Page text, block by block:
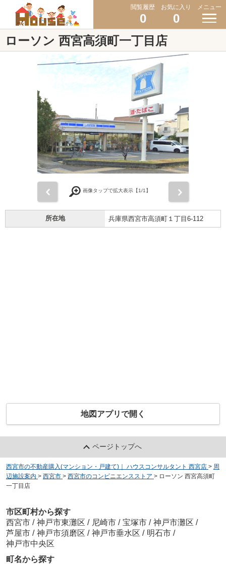
閲覧履歴
0
お気に入り
0
メニュー
ローソン 西宮高須町一丁目店
画像タップで拡大表示【1/1】
所在地 兵庫県西宮市高須町１丁目6-112
地図アプリで開く
ページトップへ
西宮市の不動産購入(マンション・戸建て)｜ ハウスコンサルタント 西宮店 > 周
辺施設案内 > 西宮市 > 西宮市のコンビニエンスストア > ローソン 西宮高須町
一丁目店
市区町村から探す
西宮市 / 神戸市東灘区 / 尼崎市 / 宝塚市 / 神戸市灘区 /
芦屋市 / 神戸市須磨区 / 神戸市垂水区 / 明石市 /
神戸市中央区
町名から探す